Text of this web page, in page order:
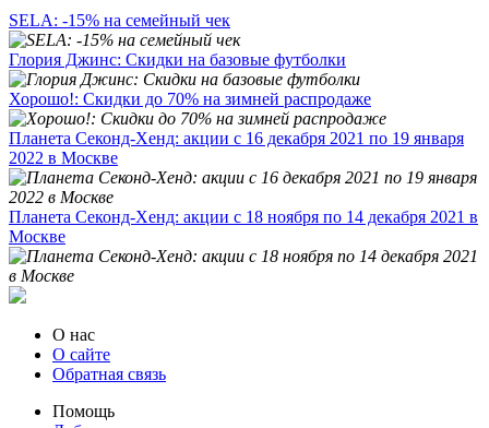
SELA: -15% на семейный чек
Глория Джинс: Скидки на базовые футболки
Хорошо!: Скидки до 70% на зимней распродаже
Планета Секонд-Хенд: акции с 16 декабря 2021 по 19 января
2022 в Москве
Планета Секонд-Хенд: акции с 18 ноября по 14 декабря 2021 в
Москве
О нас
О сайте
Обратная связь
Помощь